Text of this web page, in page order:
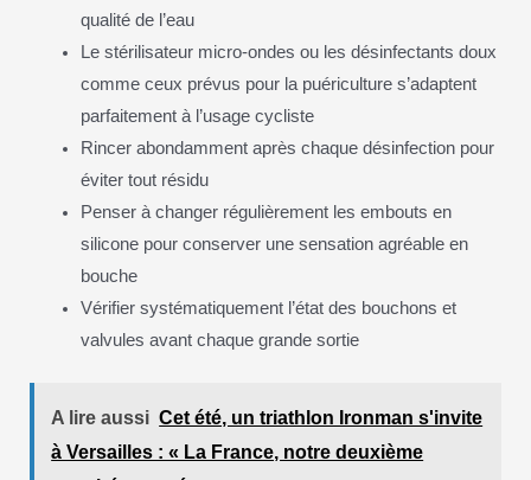
qualité de l’eau
Le stérilisateur micro-ondes ou les désinfectants doux
comme ceux prévus pour la puériculture s’adaptent
parfaitement à l’usage cycliste
Rincer abondamment après chaque désinfection pour
éviter tout résidu
Penser à changer régulièrement les embouts en
silicone pour conserver une sensation agréable en
bouche
Vérifier systématiquement l’état des bouchons et
valvules avant chaque grande sortie
A lire aussi Cet été, un triathlon Ironman s'invite
à Versailles : « La France, notre deuxième